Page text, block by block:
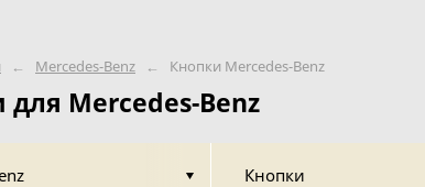
← Mercedes-Benz ← Кнопки Mercedes-Benz
для Mercedes-Benz
Кнопки